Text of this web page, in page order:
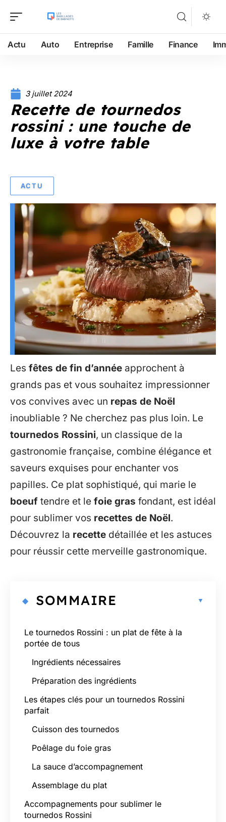
Actu Auto Entreprise Famille Finance
3 juillet 2024
Recette de tournedos
rossini : une touche de
luxe à votre table
ACTU
Les fêtes de fin d’année approchent à
grands pas et vous souhaitez impressionner
vos convives avec un repas de Noël
inoubliable ? Ne cherchez pas plus loin. Le
tournedos Rossini, un classique de la
gastronomie française, combine élégance et
saveurs exquises pour enchanter vos
papilles. Ce plat sophistiqué, qui marie le
boeuf tendre et le foie gras fondant, est idéal
pour sublimer vos recettes de Noël.
Découvrez la recette détaillée et les astuces
pour réussir cette merveille gastronomique.
SOMMAIRE
Le tournedos Rossini : un plat de fête à la
portée de tous
Ingrédients nécessaires
Préparation des ingrédients
Les étapes clés pour un tournedos Rossini
parfait
Cuisson des tournedos
Poêlage du foie gras
La sauce d’accompagnement
Assemblage du plat
Accompagnements pour sublimer le
tournedos Rossini